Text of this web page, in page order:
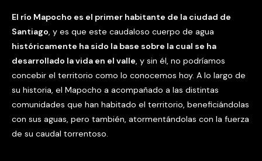
El río Mapocho es el primer habitante de la ciudad de
Santiago, y es que este caudaloso cuerpo de agua
históricamente ha sido la base sobre la cual se ha
desarrollado la vida en el valle, y sin él, no podríamos
concebir el territorio como lo conocemos hoy. A lo largo de
su historia, el Mapocho a acompañado a las distintas
comunidades que han habitado el territorio, beneficiándolas
con sus aguas, pero también, atormentándolas con la fuerza
de su caudal torrentoso.